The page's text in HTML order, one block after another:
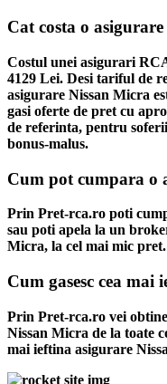
Cat costa o
Costul unei asigurari
4129 Lei. Desi tariful de
asigurare Nissan Micra
gasi oferte de pret cu
de referinta, pentru
bonus-malus.
Cum pot cumpara o
Prin Pret-rca.ro poti
sau poti apela la un
Micra, la cel mai mic pret.
Cum gasesc cea
Prin Pret-rca.ro vei
Nissan Micra de la toate
mai ieftina asigurare